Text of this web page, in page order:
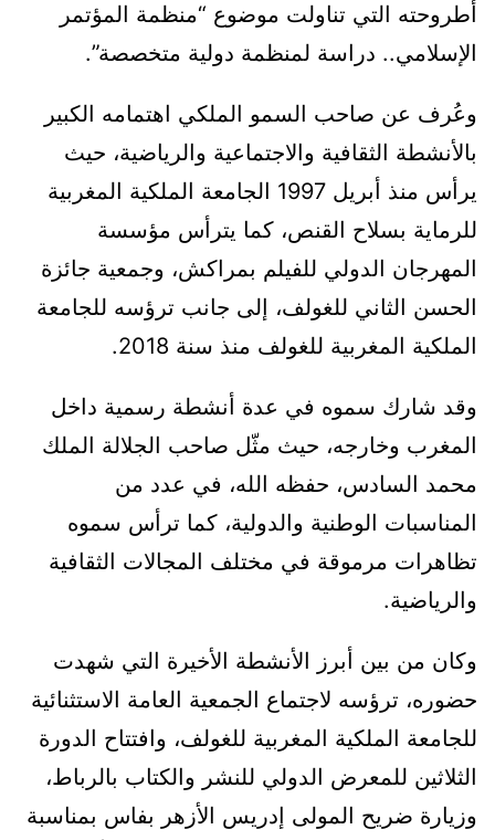
أطروحته التي تناولت موضوع “منظمة المؤتمر
الإسلامي.. دراسة لمنظمة دولية متخصصة”.
وعُرف عن صاحب السمو الملكي اهتمامه الكبير
بالأنشطة الثقافية والاجتماعية والرياضية، حيث
يرأس منذ أبريل 1997 الجامعة الملكية المغربية
للرماية بسلاح القنص، كما يترأس مؤسسة
المهرجان الدولي للفيلم بمراكش، وجمعية جائزة
الحسن الثاني للغولف، إلى جانب ترؤسه للجامعة
الملكية المغربية للغولف منذ سنة 2018.
وقد شارك سموه في عدة أنشطة رسمية داخل
المغرب وخارجه، حيث مثّل صاحب الجلالة الملك
محمد السادس، حفظه الله، في عدد من
المناسبات الوطنية والدولية، كما ترأس سموه
تظاهرات مرموقة في مختلف المجالات الثقافية
والرياضية.
وكان من بين أبرز الأنشطة الأخيرة التي شهدت
حضوره، ترؤسه لاجتماع الجمعية العامة الاستثنائية
للجامعة الملكية المغربية للغولف، وافتتاح الدورة
الثلاثين للمعرض الدولي للنشر والكتاب بالرباط،
وزيارة ضريح المولى إدريس الأزهر بفاس بمناسبة